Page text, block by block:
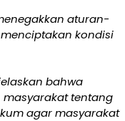
aturan-
kondisi
bahwa
tentang
agar masyarakat